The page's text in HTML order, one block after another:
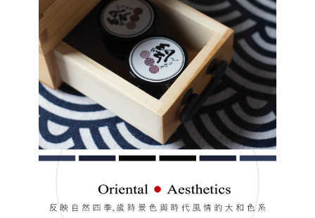
【「AFTEE先享後付」結帳流程】
１．於結帳方式選擇「AFTEE先享後付」後，將跳轉至「AFTEE先享後付」
結帳頁面，進行簡訊認證並確認金額後，即可完成結帳。
２．訂單成立數日內，您將收到繳費通知簡訊。
３．收到繳費通知簡訊後14天內，點擊此簡訊中的連結，可透過四大超商／
ATM／網路銀行／等多元方式進行付款，方視為交易完成。
※ 請注意：結帳手續完成當下不需立刻繳費，但若您需要取消訂單，請聯絡
購買商品的店家。未經商家同意取消之訂單仍視為有效，需透過AFTEE先享
後付繳納相關費用。
※ 交易是否成功請以「AFTEE先享後付 」之結帳頁面顯示為準，若有關於
是否繳費成功／繳費後需取消欲退款等相關疑問，請聯繫「AFTEE先享後付
客戶支援中心」https://netprotections.freshdesk.com/support/home
１．透過由恩沛科技股份有限公司提供之「AFTEE先享後付」服務完成之交
權轉讓予恩沛科技股份有限公司。
全家付款取貨
每筆NT$60，滿NT$499(含以上)免運費
7-11付款取貨
每筆NT$60，滿NT$699(含以上)免運費
每筆NT$100，滿NT$699(含以上)免運費
離島宅配
每筆NT$150，滿NT$3,500(含以上)免運費